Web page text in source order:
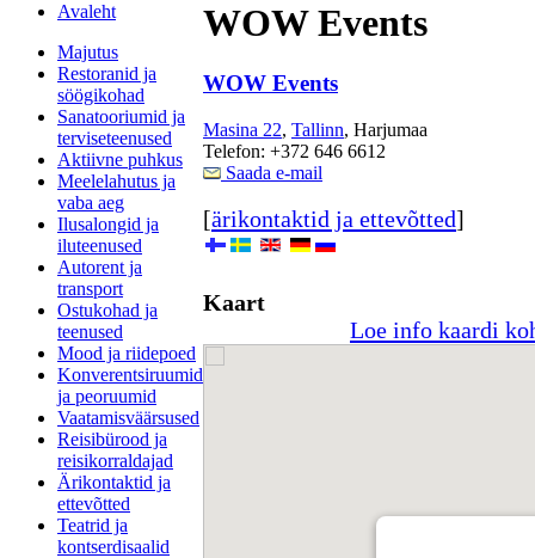
Avaleht
Majutus
Restoranid ja
söögikohad
Sanatooriumid ja
terviseteenused
Aktiivne puhkus
Meelelahutus ja
vaba aeg
Ilusalongid ja
iluteenused
Autorent ja
transport
Ostukohad ja
teenused
Mood ja riidepoed
Konverentsiruumid
ja peoruumid
Vaatamisväärsused
Reisibürood ja
reisikorraldajad
Ärikontaktid ja
ettevõtted
Teatrid ja
kontserdisaalid
WOW Events
WOW Events
Masina 22, Tallinn, Harjumaa
Telefon: +372 646 6612
Saada e-mail
[ärikontaktid ja ettevõtted]
Kaart
Loe info kaardi